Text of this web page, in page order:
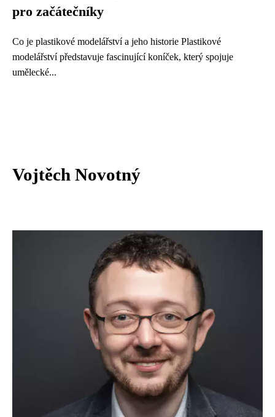
pro začátečníky
Co je plastikové modelářství a jeho historie Plastikové
modelářství představuje fascinující koníček, který spojuje
umělecké...
Vojtěch Novotný